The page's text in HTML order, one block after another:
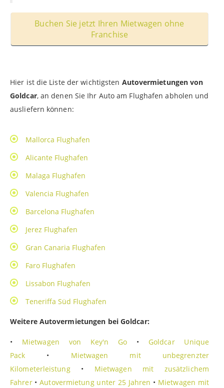
Buchen Sie jetzt Ihren Mietwagen ohne
Franchise
Hier ist die Liste der wichtigsten Autovermietungen von
Goldcar, an denen Sie Ihr Auto am Flughafen abholen und
ausliefern können:
Mallorca Flughafen
Alicante Flughafen
Malaga Flughafen
Valencia Flughafen
Barcelona Flughafen
Jerez Flughafen
Gran Canaria Flughafen
Faro Flughafen
Lissabon Flughafen
Teneriffa Süd Flughafen
Weitere Autovermietungen bei Goldcar:
• Mietwagen von Key'n Go • Goldcar Unique
Pack • Mietwagen mit unbegrenzter
Kilometerleistung• Mietwagen mit zusätzlichem
Fahrer•Autovermietung unter 25 Jahren • Mietwagen mit